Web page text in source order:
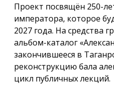
Проект посвящён 250-
императора, которое
2027 года. На средства
альбом-каталог
закончившееся в
реконструкцию бала
цикл публичных лекций.